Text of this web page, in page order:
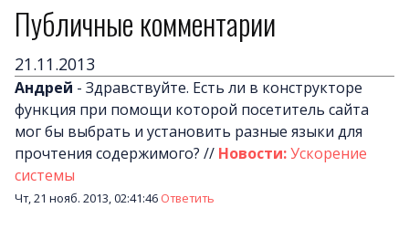
Почему LineAct
Публичные комментарии
21.11.2013
Андрей - Здравствуйте. Есть ли в конструкторе
функция при помощи которой посетитель сайта
мог бы выбрать и установить разные языки для
прочтения содержимого? // Новости:Ускорение
системы
Чт, 21 нояб. 2013, 02:41:46 Ответить